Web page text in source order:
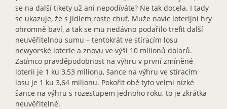
se na další tikety už ani nepodíváte? Ne tak docela. I tady
se ukazuje, že s jídlem roste chuť. Muže navíc loterijní hry
ohromně baví, a tak se mu nedávno podařilo trefit další
neuvěřitelnou sumu – tentokrát ve stíracím losu
newyorské loterie a znovu ve výši 10 milionů dolarů.
Zatímco pravděpodobnost na výhru v první zmíněné
loterii je 1 ku 3,53 milionu, šance na výhru ve stíracím
losu je 1 ku 3,64 milionu. Pokořit obě tyto velmi nízké
šance na výhru s rozestupem jednoho roku, to je zkrátka
neuvěřitelné.